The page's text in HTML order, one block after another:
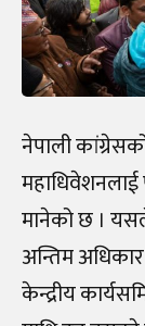
नेपाली
महाधिवेशनलाई
मानेको छ ।
अन्तिम
केन्द्रीय